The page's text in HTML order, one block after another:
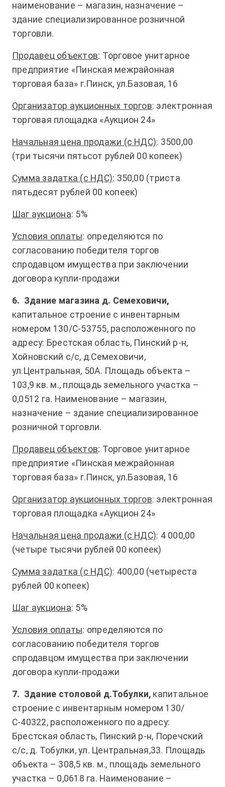
наименование – магазин, назначение –
здание специализированное розничной
торговли.
Продавец объектов: Торговое унитарное
предприятие «Пинская межрайонная
торговая база» г.Пинск, ул.Базовая, 16
Организатор аукционных торгов: электронная
торговая площадка «Аукцион 24»
Начальная цена продажи (с НДС): 3500,00
(три тысячи пятьсот рублей 00 копеек)
Сумма задатка (с НДС): 350,00 (триста
пятьдесят рублей 00 копеек)
Шаг аукциона: 5%
Условия оплаты: определяются по
согласованию победителя торгов
спродавцом имущества при заключении
договора купли-продажи
6. Здание магазина д. Семеховичи,
капитальное строение с инвентарным
номером 130/С-53755, расположенного по
адресу: Брестская область, Пинский р-н,
Хойновский с/с, д.Семеховичи,
ул.Центральная, 50А. Площадь объекта –
103,9 кв. м., площадь земельного участка –
0,0512 га. Наименование – магазин,
назначение – здание специализированное
розничной торговли.
Продавец объектов: Торговое унитарное
предприятие «Пинская межрайонная
торговая база» г.Пинск, ул.Базовая, 16
Организатор аукционных торгов: электронная
торговая площадка «Аукцион 24»
Начальная цена продажи (с НДС): 4 000,00
(четыре тысячи рублей 00 копеек)
Сумма задатка (с НДС): 400,00 (четыреста
рублей 00 копеек)
Шаг аукциона: 5%
Условия оплаты: определяются по
согласованию победителя торгов
спродавцом имущества при заключении
договора купли-продажи
7. Здание столовой д.Тобулки, капитальное
строение с инвентарным номером 130/
С-40322, расположенного по адресу:
Брестская область, Пинский р-н, Поречский
с/с, д. Тобулки, ул. Центральная,33. Площадь
объекта – 308,5 кв. м., площадь земельного
участка – 0,0618 га. Наименование –